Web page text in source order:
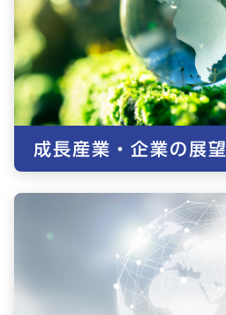
成長産業・企業の展望